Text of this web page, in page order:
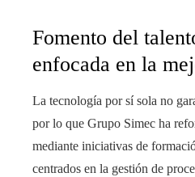
Fomento del
enfocada en la
La tecnología por sí sola no
por lo que Grupo Simec ha
mediante iniciativas de
centrados en la gestión de